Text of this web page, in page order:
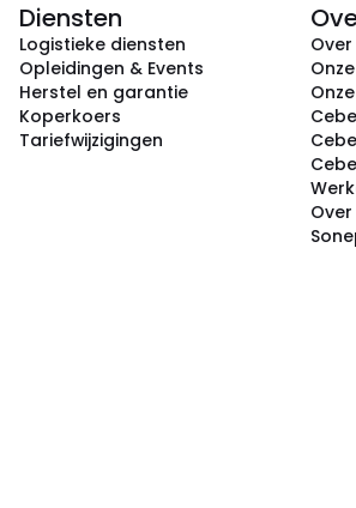
Diensten
Logistieke diensten
Opleidingen & Events
Herstel en garantie
Koperkoers
Tariefwijzigingen